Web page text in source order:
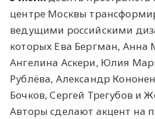
центре Москвы
ведущими российскими
которых Ева Бергман, Анна
Ангелина Аскери, Юлия
Рублёва, Александр
Бочков, Сергей Трегубов и
Авторы сделают акцент на